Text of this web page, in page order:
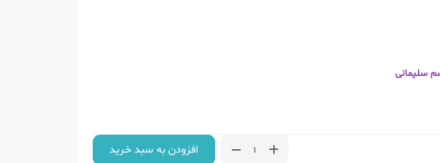
سلیمانی
افزودن به سبد خرید